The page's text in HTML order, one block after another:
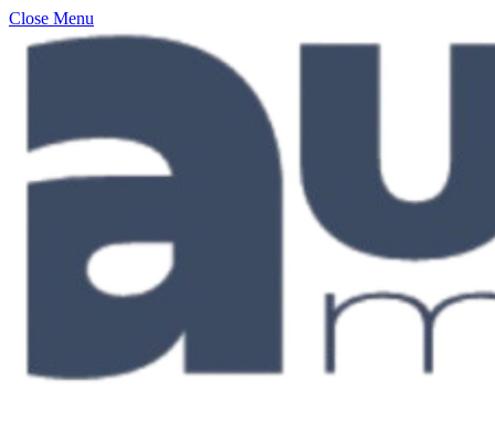
Close Menu